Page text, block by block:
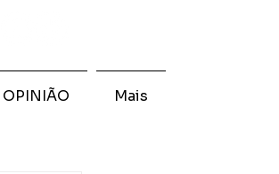
OPINIÃO Mais